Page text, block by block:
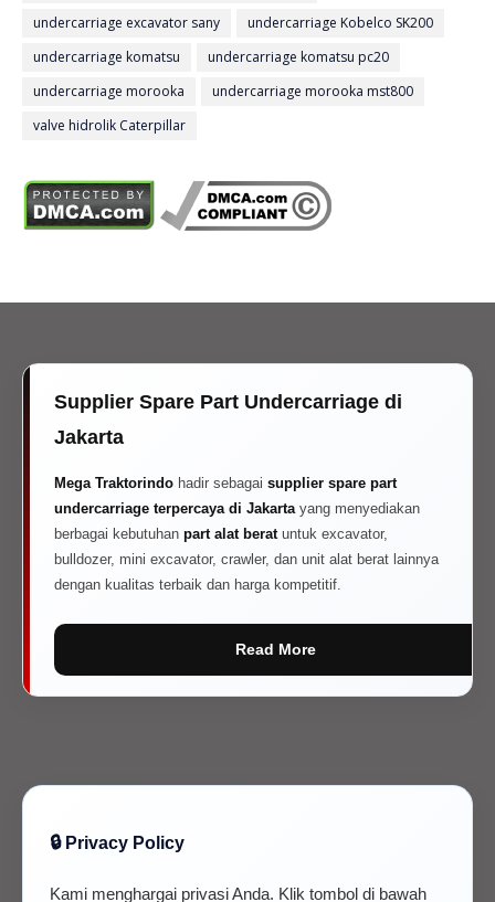
undercarriage excavator sany
undercarriage Kobelco SK200
undercarriage komatsu
undercarriage komatsu pc20
undercarriage morooka
undercarriage morooka mst800
valve hidrolik Caterpillar
Supplier Spare Part Undercarriage di
Jakarta
Mega Traktorindo hadir sebagai supplier spare part
undercarriage terpercaya di Jakarta yang menyediakan
berbagai kebutuhan part alat berat untuk excavator,
bulldozer, mini excavator, crawler, dan unit alat berat lainnya
dengan kualitas terbaik dan harga kompetitif.
Read More
🔒 Privacy Policy
Kami menghargai privasi Anda. Klik tombol di bawah